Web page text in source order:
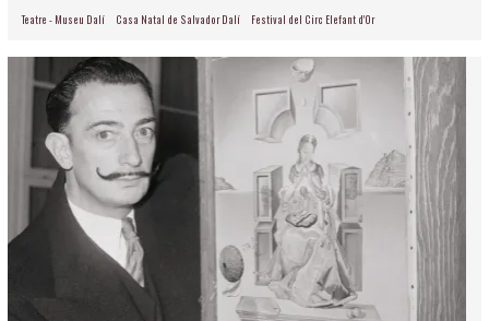
Teatre - Museu Dalí Casa Natal de Salvador Dalí Festival del Circ Elefant d'Or